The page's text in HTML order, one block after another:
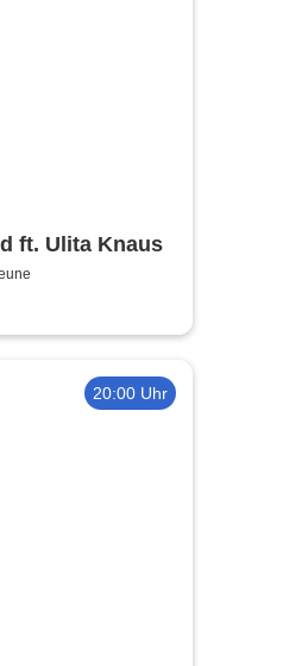
ft. Ulita Knaus
20:00 Uhr